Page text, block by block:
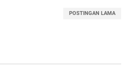
POSTINGAN LAMA